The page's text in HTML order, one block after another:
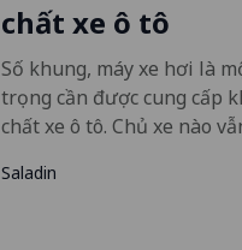
chất xe ô tô
Số khung, máy xe hơi là
trọng cần được cung cấp
chất xe ô tô. Chủ xe nào
Saladin